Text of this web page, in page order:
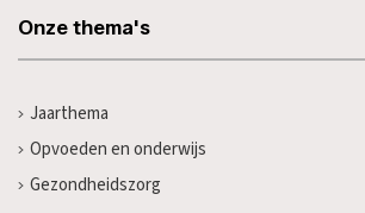
Onze thema's
Jaarthema
Opvoeden en onderwijs
Gezondheidszorg